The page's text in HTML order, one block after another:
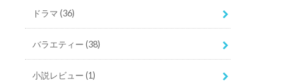
ドラマ (36)
バラエティー (38)
小説レビュー (1)